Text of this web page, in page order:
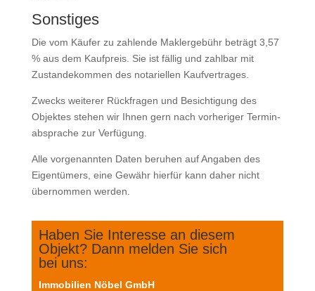
Sons­ti­ges
Die vom Käu­fer zu zah­len­de Mak­ler­ge­bühr beträgt 3,57
% aus dem Kauf­preis. Sie ist fäl­lig und zahl­bar mit
Zustan­de­kom­men des nota­ri­el­len Kaufvertrages.
Zwecks wei­te­rer Rück­fra­gen und Besich­ti­gung des
Objek­tes ste­hen wir Ihnen gern nach vor­he­ri­ger Ter­min­
ab­spra­che zur Verfügung.
Alle vor­ge­nann­ten Daten beru­hen auf Anga­ben des
Eigen­tü­mers, eine Gewähr hier­für kann daher nicht
über­nom­men werden.
Haben Sie Inter­es­se an die­sem
Objekt? Dann mel­den Sie sich
bei uns:
Immo­bi­li­en Nöbel GmbH